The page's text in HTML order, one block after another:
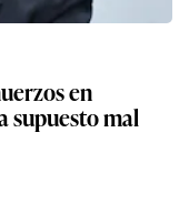
en
supuesto mal